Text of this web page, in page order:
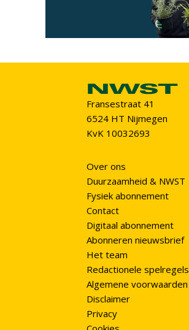
Fransestraat 41
6524 HT Nijmegen
KvK 10032693
Over ons
Duurzaamheid & NWST
Fysiek abonnement
Contact
Digitaal abonnement
Abonneren nieuwsbrief
Het team
Redactionele spelregels
Algemene voorwaarden
Disclaimer
Privacy